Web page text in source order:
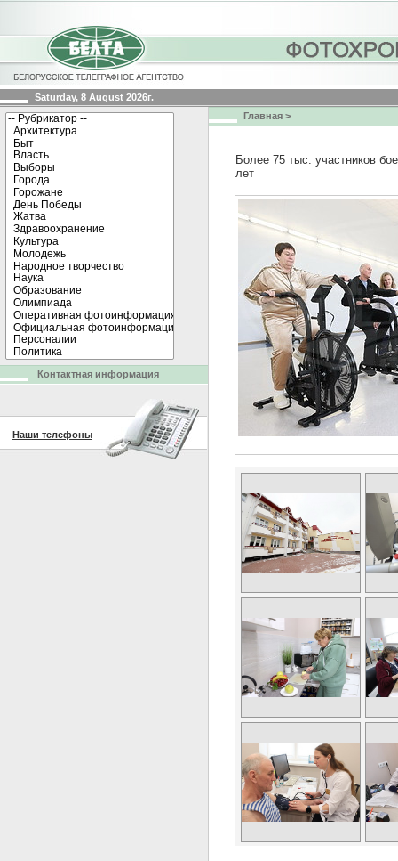
Saturday, 8 August 2026г.
Главная >
Более 75 тыс. участников
лет
Контактная информация
Наши телефоны